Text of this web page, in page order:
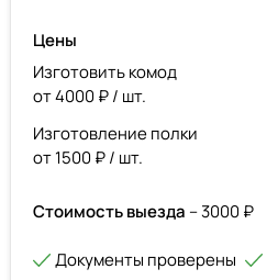
Цены
Изготовить комод
от 4000 ₽ / шт.
Изготовление полки
от 1500 ₽ / шт.
Стоимость выезда – 3000 ₽
Документы проверены